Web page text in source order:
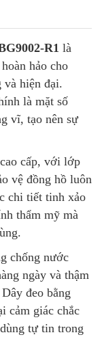
R1 là
hảo cho
và hiện đại.
là mặt số
vĩ, tạo nên sự
cấp, với lớp
vệ đồng hồ luôn
chi tiết tinh xảo
thẩm mỹ mà
chống nước
ngày và thậm
đeo bằng
cảm giác chắc
tự tin trong